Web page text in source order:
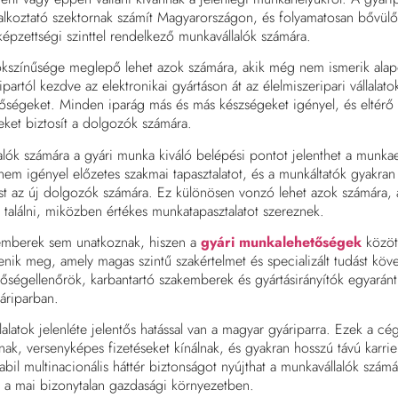
szektornak számít Magyarországon, és folyamatosan
szinttel rendelkező munkavállalók számára.
meglepő lehet azok számára, akik még nem ismerik
kezdve az elektronikai gyártáson át az élelmiszeripari
Minden iparág más és más készségeket igényel, és eltérő
biztosít a dolgozók számára.
számára a gyári munka kiváló belépési pontot jelenthet a
igényel előzetes szakmai tapasztalatot, és a munkáltatók
az új dolgozók számára. Ez különösen vonzó lehet azok számára,
miközben értékes munkatapasztalatot szereznek.
sem unatkoznak, hiszen a gyári munkalehetőségek
meg, amely magas szintű szakértelmet és specializált tudást
karbantartó szakemberek és gyártásirányítók
jelenléte jelentős hatással van a magyar gyáriparra. Ezek a
versenyképes fizetéseket kínálnak, és gyakran hosszú távú
multinacionális háttér biztonságot nyújthat a munkavállalók
mai bizonytalan gazdasági környezetben.